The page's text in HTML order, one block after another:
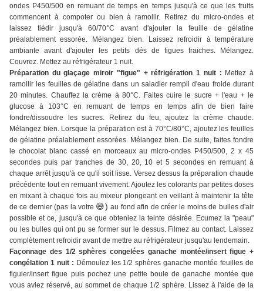
ondes P450/500 en remuant de temps en temps jusqu'à ce que les fruits
commencent à compoter ou bien à ramollir. Retirez du micro-ondes et
laissez tiédir jusqu'à 60/70°C avant d'ajouter la feuille de gélatine
préalablement essorée. Mélangez bien. Laissez refroidir à température
ambiante avant d'ajouter les petits dés de figues fraiches. Mélangez.
Couvrez. Mettez au réfrigérateur 1 nuit.
Préparation du glaçage miroir "figue" + réfrigération 1 nuit : Mettez à
ramollir les feuilles de gélatine dans un saladier rempli d'eau froide durant
20 minutes. Chauffez la crème à 80°C. Faites cuire le sucre + l'eau + le
glucose à 103°C en remuant de temps en temps afin de bien faire
fondre/dissoudre les sucres. Retirez du feu, ajoutez la crème chaude.
Mélangez bien. Lorsque la préparation est à 70°C/80°C, ajoutez les feuilles
de gélatine préalablement essorées. Mélangez bien. De suite, faites fondre
le chocolat blanc cassé en morceaux au micro-ondes P450/500, 2 x 45
secondes puis par tranches de 30, 20, 10 et 5 secondes en remuant à
chaque arrêt jusqu'à ce qu'il soit lisse. Versez dessus la préparation chaude
précédente tout en remuant vivement. Ajoutez les colorants par petites doses
en mixant à chaque fois au mixeur plongeant en veillant à maintenir la tête
de ce dernier (pas la votre 😅)au fond afin de créer le moins de bulles d'air
possible et ce, jusqu'à ce que obteniez la teinte désirée. Ecumez la "peau"
ou les bulles qui ont pu se former sur le dessus. Filmez au contact. Laissez
complètement refroidir avant de mettre au réfrigérateur jusqu'au lendemain.
Façonnage des 1/2 sphères congelées ganache montée/insert figue +
congélation 1 nuit : Démoulez les 1/2 sphères ganache montée feuilles de
figuier/insert figue puis pochez une petite boule de ganache montée que
vous aviez réservé, au sommet de chaque 1/2 sphère. Lissez à l'aide de la